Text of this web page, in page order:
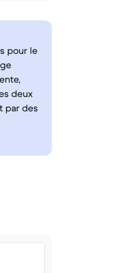
pour le
deux
par des